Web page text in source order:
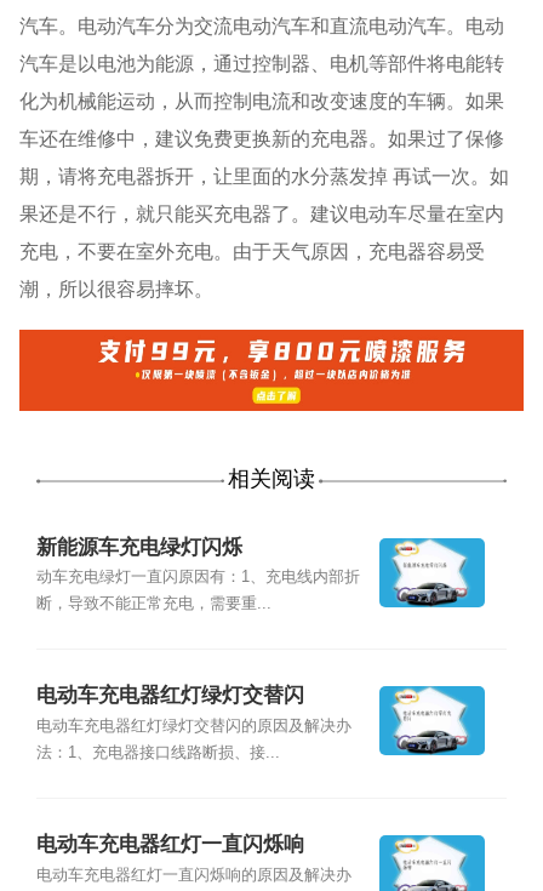
汽车。电动汽车分为交流电动汽车和直流电动汽车。电动
汽车是以电池为能源，通过控制器、电机等部件将电能转
化为机械能运动，从而控制电流和改变速度的车辆。如果
车还在维修中，建议免费更换新的充电器。如果过了保修
期，请将充电器拆开，让里面的水分蒸发掉 再试一次。如
果还是不行，就只能买充电器了。建议电动车尽量在室内
充电，不要在室外充电。由于天气原因，充电器容易受
潮，所以很容易摔坏。
相关阅读
新能源车充电绿灯闪烁
动车充电绿灯一直闪原因有：1、充电线内部折
断，导致不能正常充电，需要重...
电动车充电器红灯绿灯交替闪
电动车充电器红灯绿灯交替闪的原因及解决办
法：1、充电器接口线路断损、接...
电动车充电器红灯一直闪烁响
电动车充电器红灯一直闪烁响的原因及解决办